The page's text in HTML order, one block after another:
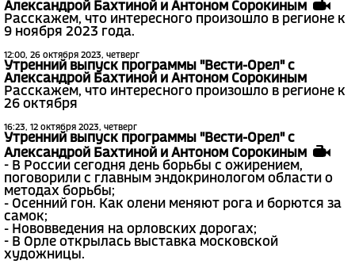
Александрой Бахтиной и Антоном Сорокиным
Расскажем, что интересного произошло в регионе к
9 ноября 2023 года.
12:00, 26 октября 2023, четверг
Утренний выпуск программы "Вести-Орел" с
Александрой Бахтиной и Антоном Сорокиным
Расскажем, что интересного произошло в регионе к
26 октября
16:23, 12 октября 2023, четверг
Утренний выпуск программы "Вести-Орел" с
Александрой Бахтиной и Антоном Сорокиным
- В России сегодня день борьбы с ожирением,
поговорили с главным эндокринологом области о
методах борьбы;
- Осенний гон. Как олени меняют рога и борются за
самок;
- Нововведения на орловских дорогах;
- В Орле открылась выставка московской
художницы.